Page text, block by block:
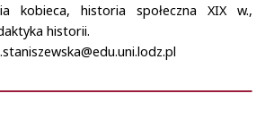
kobieca, historia społeczna XIX w.,
historii.